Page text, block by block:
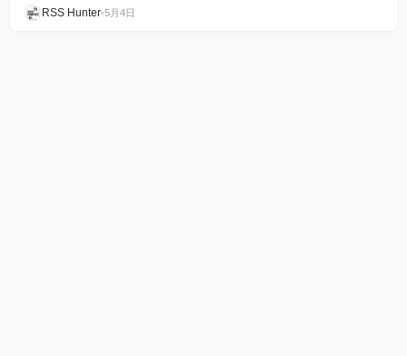
RSS Hunter•5月4日